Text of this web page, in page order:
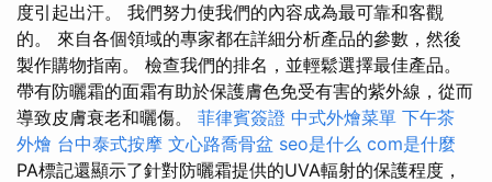
度引起出汗。 我們努力使我們的內容成為最可靠和客觀
的。 來自各個領域的專家都在詳細分析產品的參數，然後
製作購物指南。 檢查我們的排名，並輕鬆選擇最佳產品。
帶有防曬霜的面霜有助於保護膚色免受有害的紫外線，從而
導致皮膚衰老和曬傷。 菲律賓簽證 中式外燴菜單 下午茶
外燴 台中泰式按摩 文心路喬骨盆 seo是什么 com是什麼
PA標記還顯示了針對防曬霜提供的UVA輻射的保護程度，